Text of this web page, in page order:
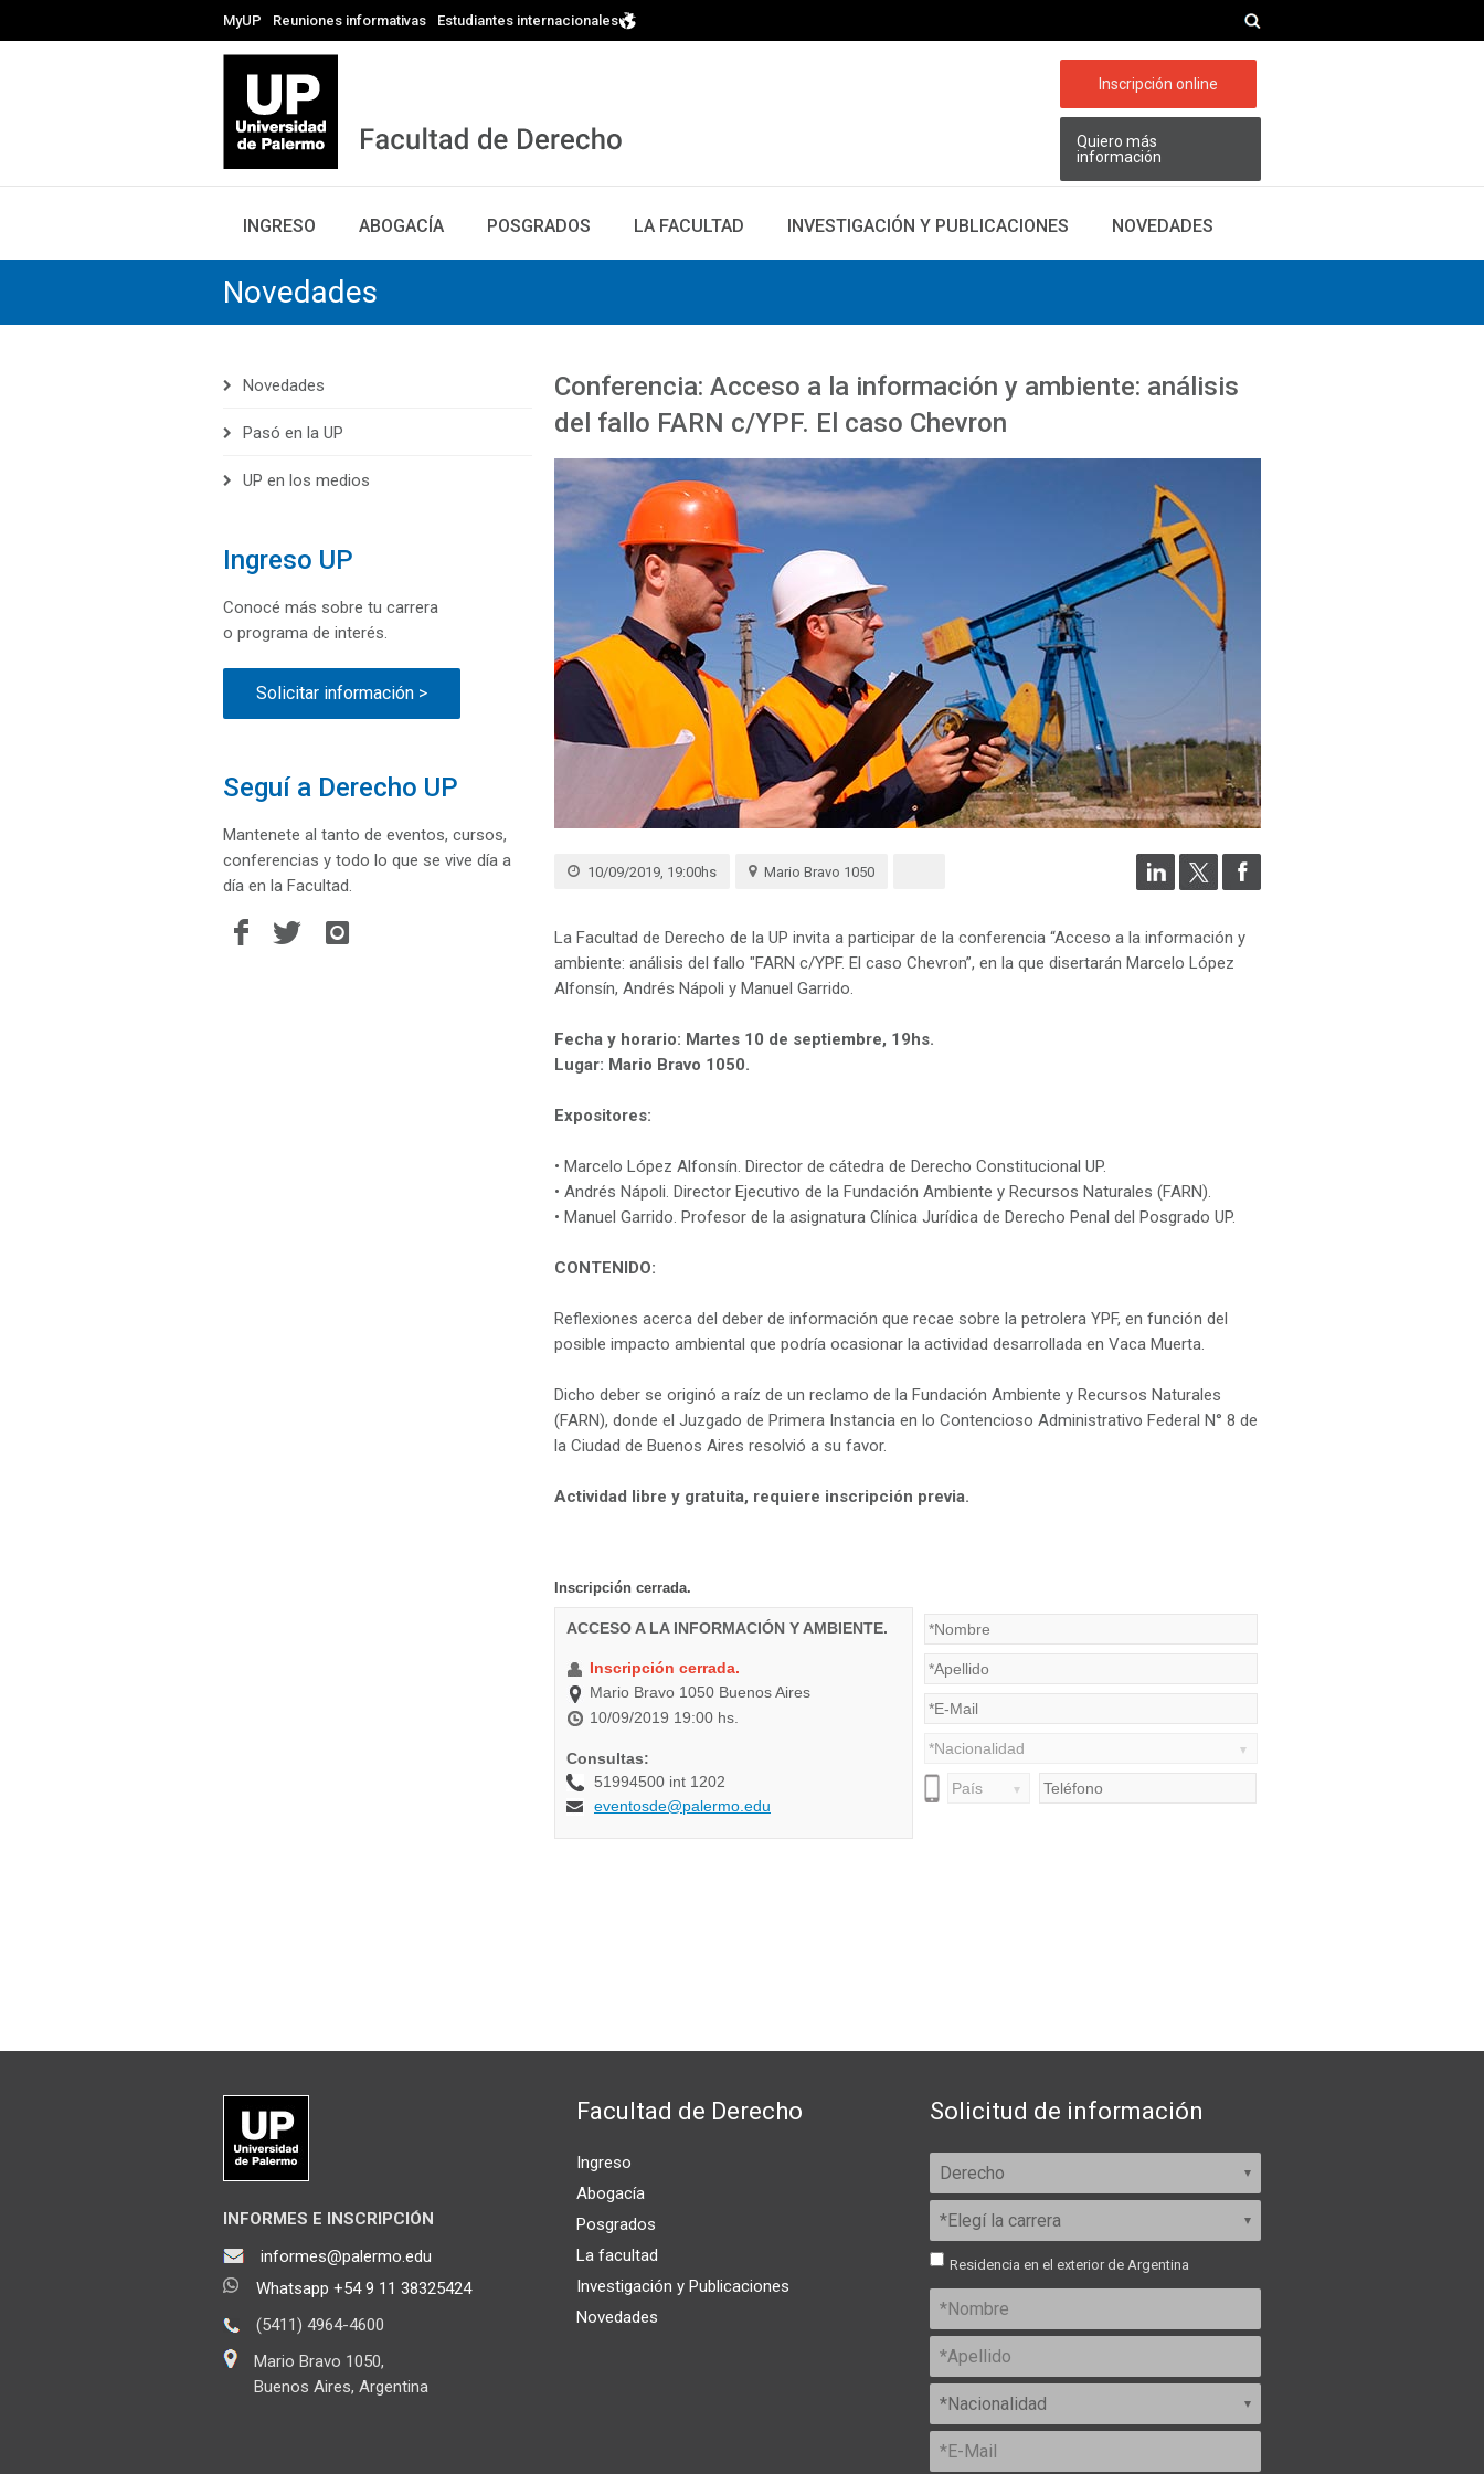
MyUP Reuniones informativas Estudiantes internacionales
Inscripción online
Quiero más
información
INGRESO ABOGACÍA POSGRADOS LA FACULTAD INVESTIGACIÓN Y PUBLICACIONES NOVEDADES
Novedades
Conferencia: Acceso a la información y ambiente: análisis
del fallo FARN c/YPF. El caso Chevron
10/09/2019, 19:00hs Mario Bravo 1050
La Facultad de Derecho de la UP invita a participar de la conferencia “Acceso a la información y
ambiente: análisis del fallo "FARN c/YPF. El caso Chevron”, en la que disertarán Marcelo López
Alfonsín, Andrés Nápoli y Manuel Garrido.
Fecha y horario: Martes 10 de septiembre, 19hs.
Lugar: Mario Bravo 1050.
Expositores:
• Marcelo López Alfonsín. Director de cátedra de Derecho Constitucional UP.
• Andrés Nápoli. Director Ejecutivo de la Fundación Ambiente y Recursos Naturales (FARN).
• Manuel Garrido. Profesor de la asignatura Clínica Jurídica de Derecho Penal del Posgrado UP.
CONTENIDO:
Reflexiones acerca del deber de información que recae sobre la petrolera YPF, en función del
posible impacto ambiental que podría ocasionar la actividad desarrollada en Vaca Muerta.
Dicho deber se originó a raíz de un reclamo de la Fundación Ambiente y Recursos Naturales
(FARN), donde el Juzgado de Primera Instancia en lo Contencioso Administrativo Federal N° 8 de
la Ciudad de Buenos Aires resolvió a su favor.
Actividad libre y gratuita, requiere inscripción previa.
Novedades
Pasó en la UP
UP en los medios
Ingreso UP
Conocé más sobre tu carrera
o programa de interés.
Solicitar información >
Seguí a Derecho UP
Mantenete al tanto de eventos, cursos,
conferencias y todo lo que se vive día a
día en la Facultad.
INFORMES E INSCRIPCIÓN
informes@palermo.edu
Whatsapp +54 9 11 38325424
(5411) 4964-4600
Mario Bravo 1050,
Buenos Aires, Argentina
Facultad de Derecho
Ingreso
Abogacía
Posgrados
La facultad
Investigación y Publicaciones
Novedades
Solicitud de información
Residencia en el exterior de Argentina